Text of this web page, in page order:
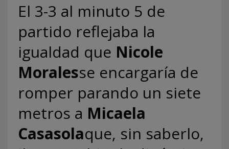
El 3-3 al minuto 5 de
partido reflejaba la
igualdad que Nicole
Moralesse encargaría de
romper parando un siete
metros a Micaela
Casasolaque, sin saberlo,